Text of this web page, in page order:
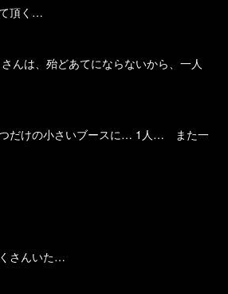
頂く…
んは、殆どあてにならないから、一人
つだけの小さいブースに… 1人… また一
さんいた…